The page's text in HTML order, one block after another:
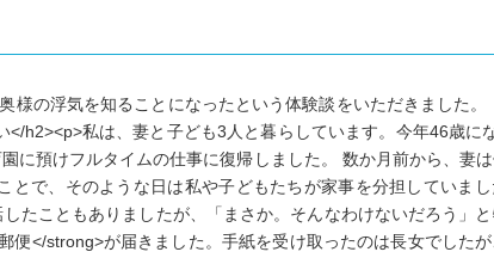
様の浮気を知ることになったという体験談をいただきました
h2><p>私は、妻と子ども3人と暮らしています。今年46歳に
に預けフルタイムの仕事に復帰しました。 数か月前から、妻は
で、そのような日は私や子どもたちが家事を分担していま
たこともありましたが、「まさか。そんなわけないだろう」
</strong>が届きました。手紙を受け取ったのは長女でした